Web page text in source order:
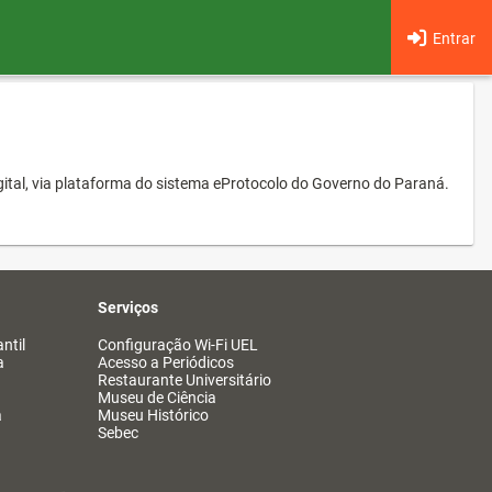
Entrar
via plataforma do sistema eProtocolo do Governo do Paraná.
Serviços
Configuração Wi-Fi UEL
Acesso a Periódicos
Restaurante Universitário
Museu de Ciência
Museu Histórico
Sebec